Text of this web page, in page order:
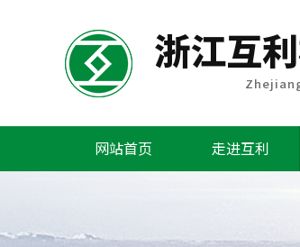
网站首页 走进互利